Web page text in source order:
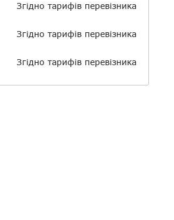
Згідно тарифів перевізника
Згідно тарифів перевізника
Згідно тарифів перевізника